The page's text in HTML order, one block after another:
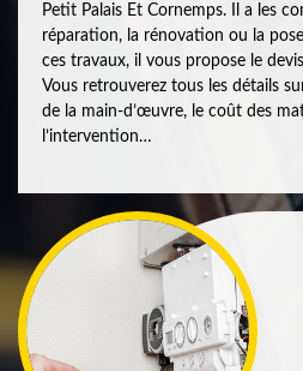
Petit Palais Et Cornemps. Il a les
réparation, la rénovation ou la
ces travaux, il vous propose le
Vous retrouverez tous les détails
de la main-d’œuvre, le coût des
l’intervention…